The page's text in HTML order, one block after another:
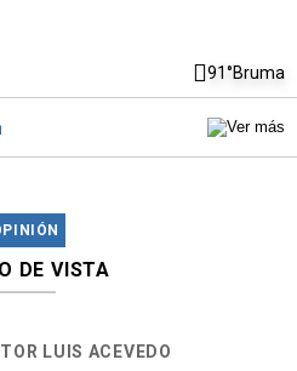
91°Bruma
DE VISTA
LUIS ACEVEDO